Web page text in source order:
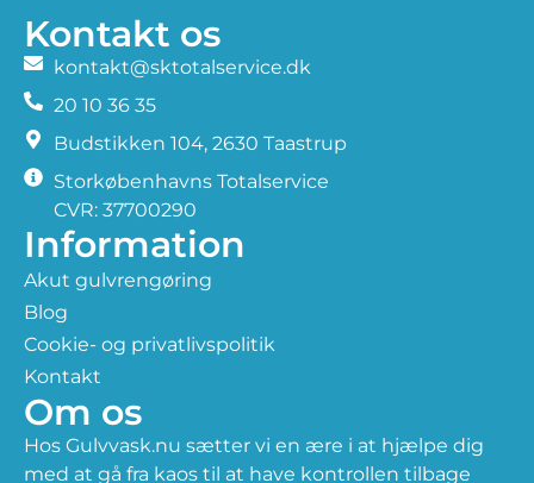
Kontakt os
kontakt@sktotalservice.dk
20 10 36 35
​Budstikken 104, 2630 Taastrup
Storkøbenhavns Totalservice
CVR: 37700290
Information
Akut gulvrengøring
Blog
Cookie- og privatlivspolitik
Kontakt
Om os
Hos Gulvvask.nu sætter vi en ære i at hjælpe dig
med at gå fra kaos til at have kontrollen tilbage